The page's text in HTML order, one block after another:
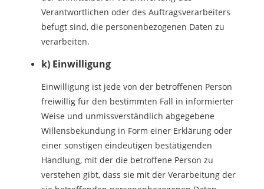
Verantwortlichen oder des Auftragsverarbeiters
befugt sind, die personenbezogenen Daten zu
verarbeiten.
k) Einwilligung
Einwilligung ist jede von der betroffenen Person
freiwillig für den bestimmten Fall in informierter
Weise und unmissverständlich abgegebene
Willensbekundung in Form einer Erklärung oder
einer sonstigen eindeutigen bestätigenden
Handlung, mit der die betroffene Person zu
verstehen gibt, dass sie mit der Verarbeitung der